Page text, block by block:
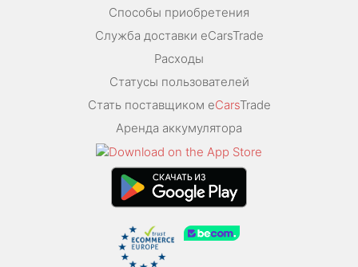
Способы приобретения
Служба доставки eCarsTrade
Расходы
Статусы пользователей
Стать поставщиком eCarsTrade
Аренда аккумулятора